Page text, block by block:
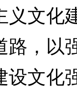
义文化
路，以
设文化